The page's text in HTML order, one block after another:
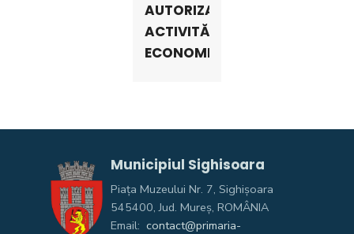
AUTORIZARE
ACTIVITĂȚI
ECONOMICE
Municipiul Sighisoara
Piața Muzeului Nr. 7, Sighişoara
545400, Jud. Mureş, ROMÂNIA
Email: contact@primaria-